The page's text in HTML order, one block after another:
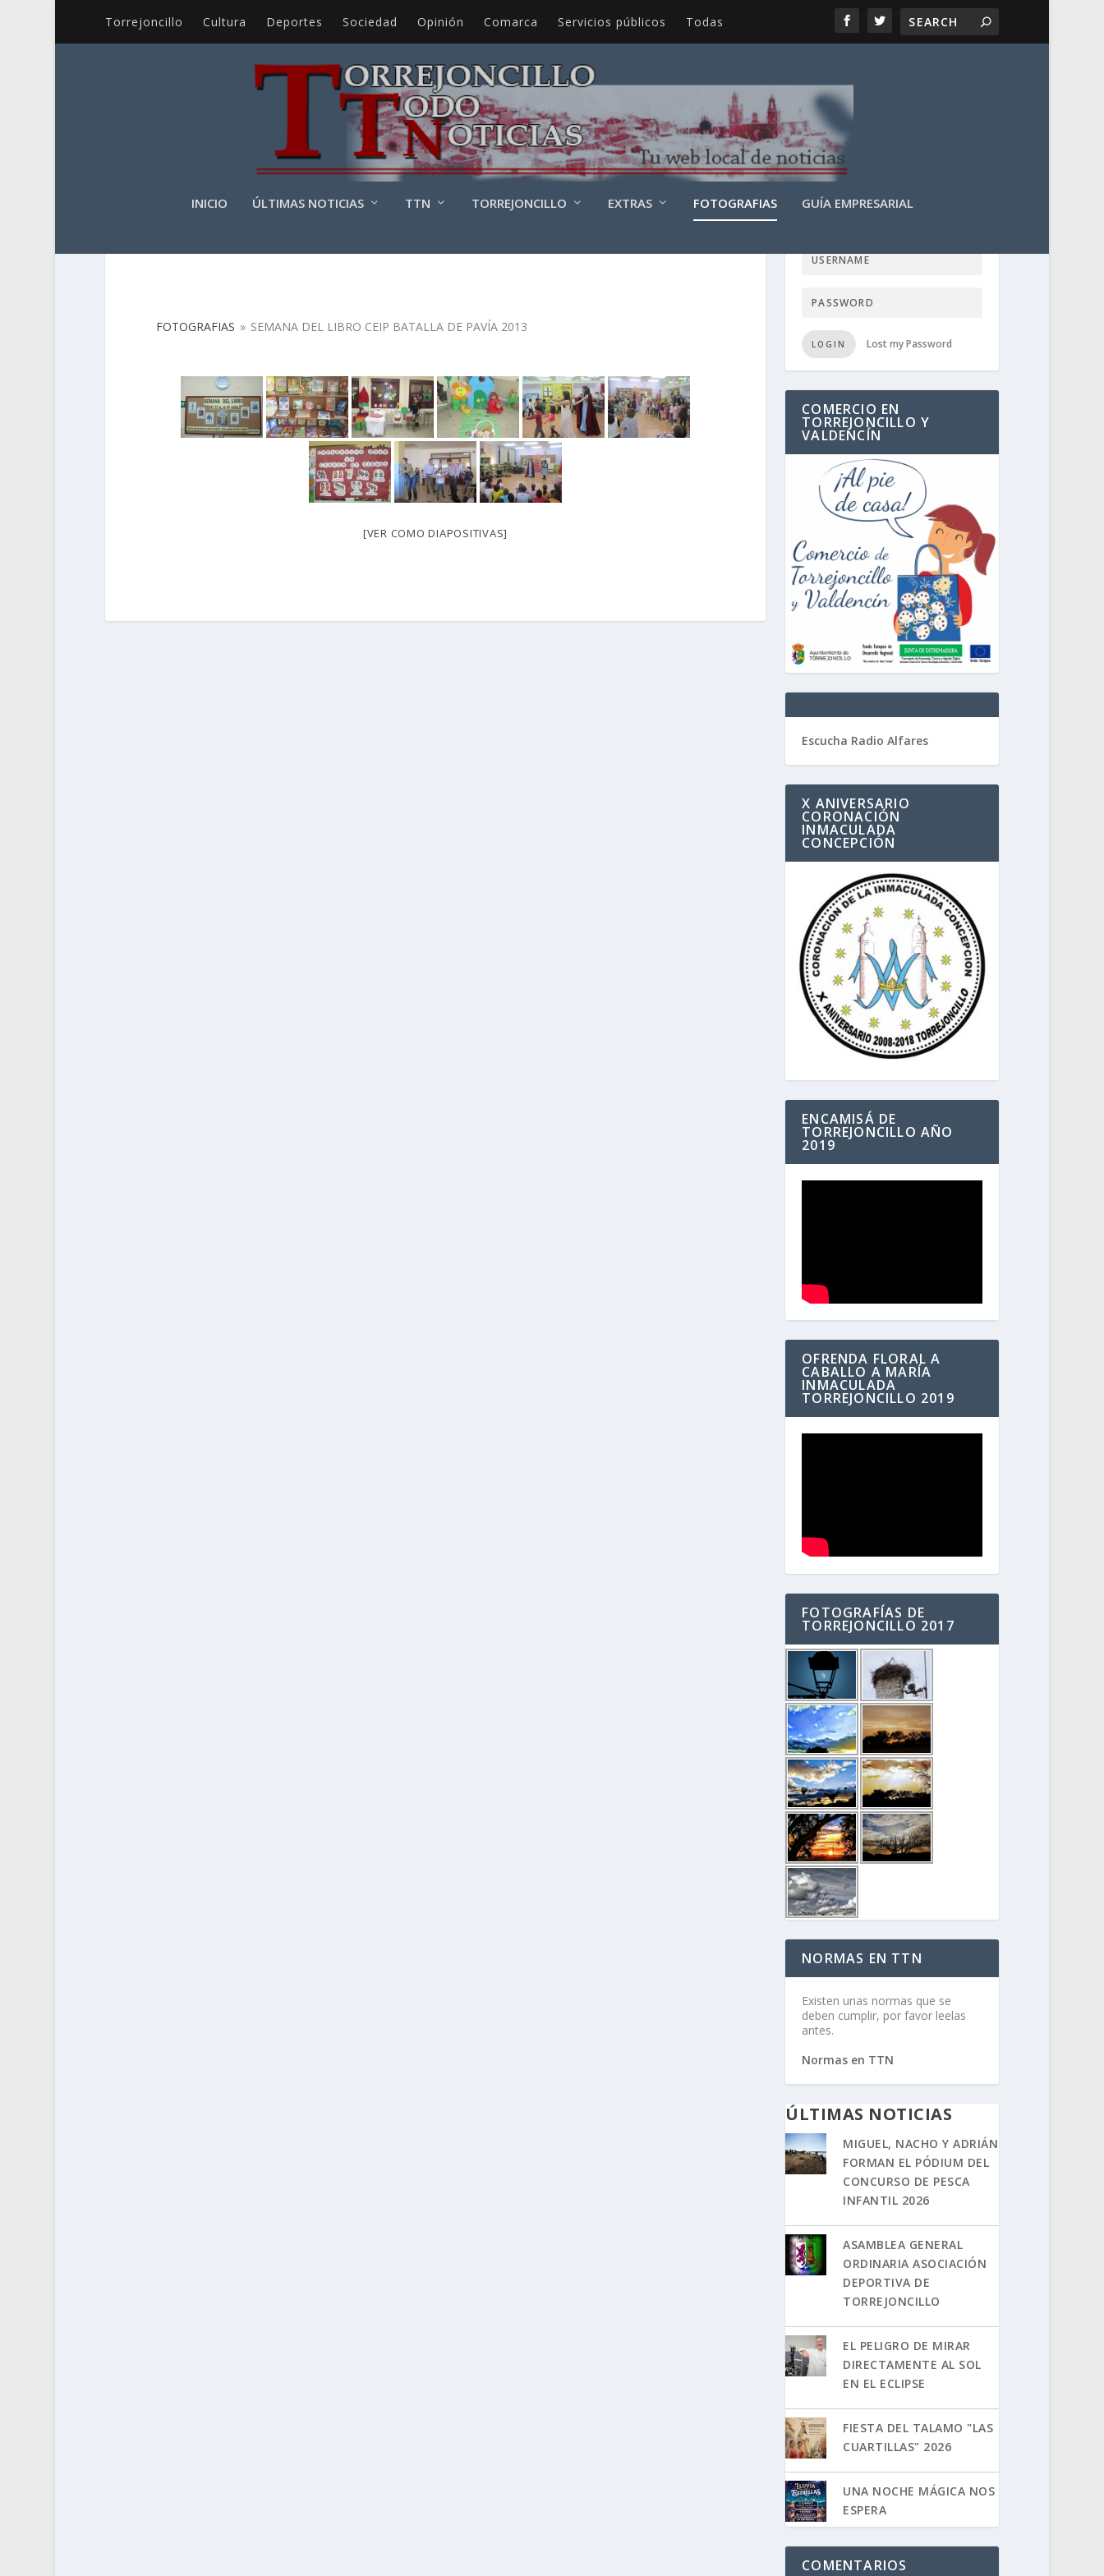
Torrejoncillo Cultura Deportes Sociedad Opinión Comarca Servicios públicos Todas
INICIO ÚLTIMAS NOTICIAS TTN TORREJONCILLO EXTRAS FOTOGRAFIAS GUÍA EMPRESARIAL
FOTOGRAFIAS » SEMANA DEL LIBRO CEIP BATALLA DE PAVÍA 2013
[VER COMO DIAPOSITIVAS]
LOGIN USER TTN
LOGIN Lost my Password
COMERCIO EN
TORREJONCILLO Y
VALDENCÍN
Escucha Radio Alfares
X ANIVERSARIO
CORONACIÓN
INMACULADA
CONCEPCIÓN
ENCAMISÁ DE
TORREJONCILLO AÑO
2019
OFRENDA FLORAL A
CABALLO A MARÍA
INMACULADA
TORREJONCILLO 2019
FOTOGRAFÍAS DE
TORREJONCILLO 2017
NORMAS EN TTN
Existen unas normas que se
deben cumplir, por favor leelas
antes.
Normas en TTN
ÚLTIMAS NOTICIAS
MIGUEL, NACHO Y ADRIÁN
FORMAN EL PÓDIUM DEL
CONCURSO DE PESCA
INFANTIL 2026
ASAMBLEA GENERAL
ORDINARIA ASOCIACIÓN
DEPORTIVA DE
TORREJONCILLO
EL PELIGRO DE MIRAR
DIRECTAMENTE AL SOL
EN EL ECLIPSE
FIESTA DEL TALAMO "LAS
CUARTILLAS" 2026
UNA NOCHE MÁGICA NOS
ESPERA
COMENTARIOS